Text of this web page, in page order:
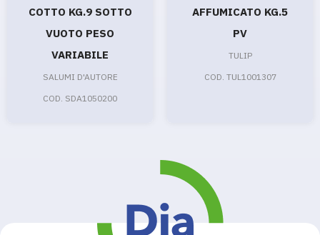
COTTO KG.9 SOTTO
VUOTO PESO
VARIABILE
SALUMI D'AUTORE
COD. SDA1050200
AFFUMICATO KG.5
PV
TULIP
COD. TUL1001307